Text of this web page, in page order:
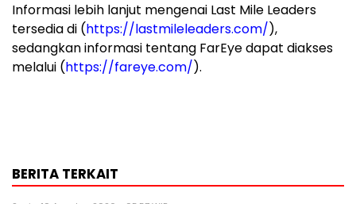
Informasi lebih lanjut mengenai Last Mile Leaders
tersedia di (https://lastmileleaders.com/),
sedangkan informasi tentang FarEye dapat diakses
melalui (https://fareye.com/).
BERITA TERKAIT